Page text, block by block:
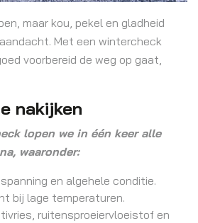
maar kou, pekel en gladheid
Met een wintercheck
voorbereid de weg op gaat,
nakijken
lopen we in één keer alle
waaronder:
en algehele conditie.
bij lage temperaturen.
ruitensproeiervloeistof en